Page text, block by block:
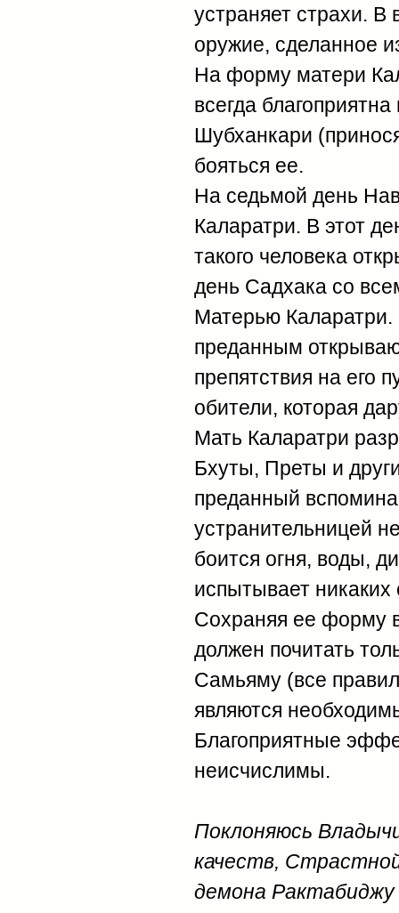
устраняет страхи.
оружие, сделанное
На форму матери
всегда
Шубханкари
бояться ее.
На седьмой день
Каларатри. В этот
такого человека
день Садхака со
Матерью Каларатри.
преданным
препятствия на его
обители, которая
Мать Каларатри
Бхуты, Преты и
преданный
устранительницей
боится огня, воды,
испытывает никаких
Сохраняя ее форму
должен почитать
Самьяму (все
являются
Благоприятные
неисчислимы.
Поклоняюсь
качеств,
демона Рактабиджу